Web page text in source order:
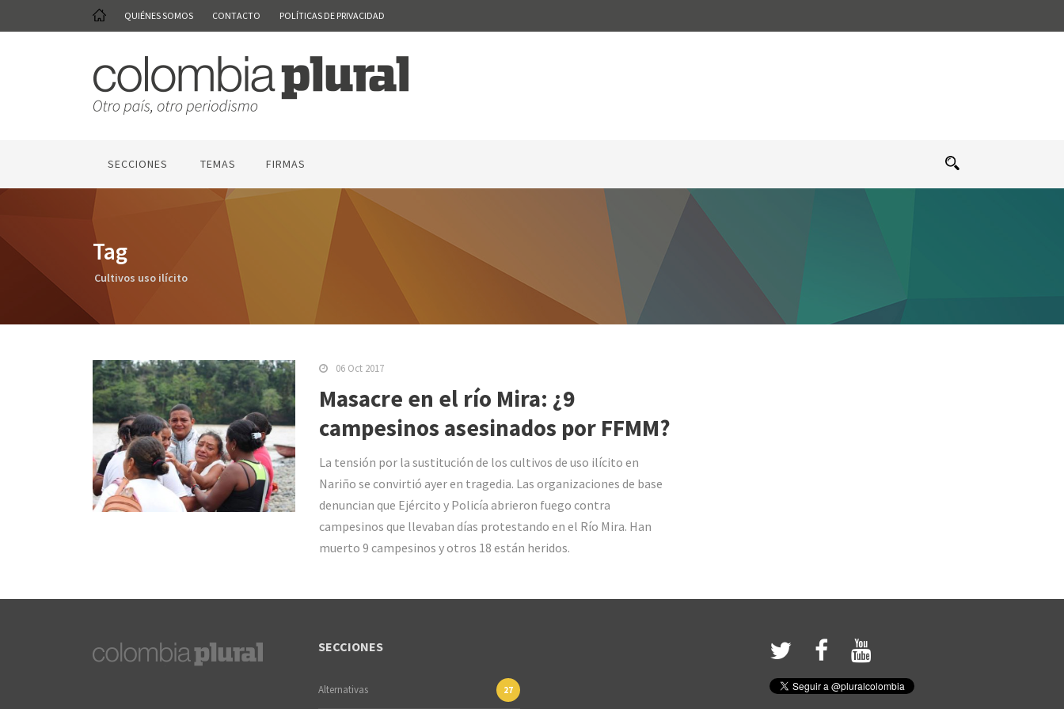
QUIÉNES SOMOS CONTACTO POLÍTICAS DE PRIVACIDAD
SECCIONES TEMAS FIRMAS
Tag
Cultivos uso ilícito
06 Oct 2017
Masacre en el río Mira: ¿9
campesinos asesinados por FFMM?
La tensión por la sustitución de los cultivos de uso ilícito en
Nariño se convirtió ayer en tragedia. Las organizaciones de base
denuncian que Ejército y Policía abrieron fuego contra
campesinos que llevaban días protestando en el Río Mira. Han
muerto 9 campesinos y otros 18 están heridos.
SECCIONES
Alternativas 27